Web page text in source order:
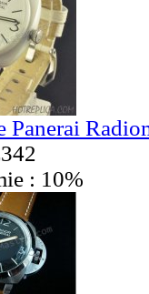
Panerai
: 10%